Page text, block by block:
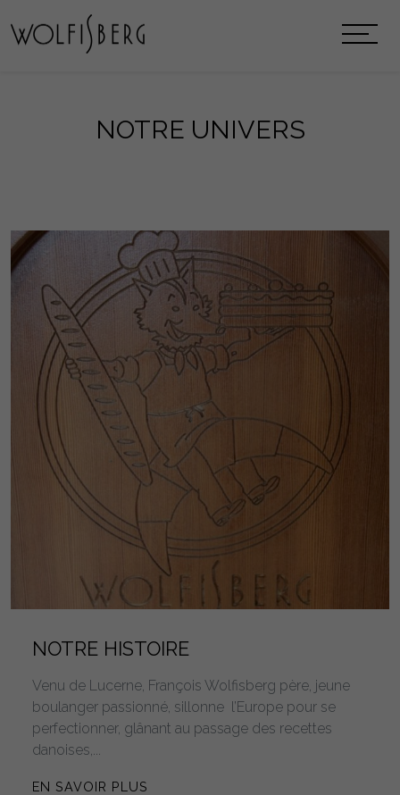
NOTRE UNIVERS
NOTRE HISTOIRE
Venu de Lucerne, François Wolfisberg père, jeune
boulanger passionné, sillonne l’Europe pour se
perfectionner, glânant au passage des recettes
danoises,...
EN SAVOIR PLUS